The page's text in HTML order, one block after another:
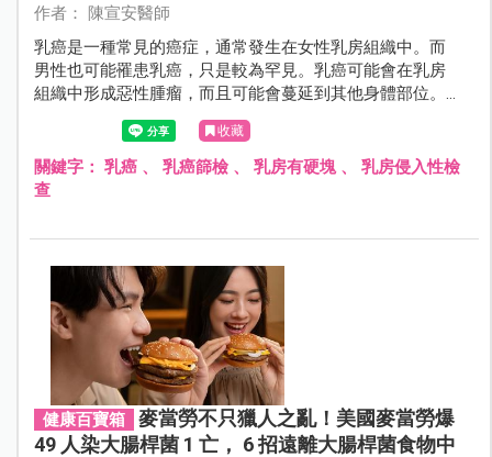
作者： 陳宣安醫師
乳癌是一種常見的癌症，通常發生在女性乳房組織中。而
男性也可能罹患乳癌，只是較為罕見。乳癌可能會在乳房
組織中形成惡性腫瘤，而且可能會蔓延到其他身體部位。
早期發現乳癌的關鍵是定期進行篩檢。
收藏
關鍵字： 乳癌、 乳癌篩檢、 乳房有硬塊、 乳房侵入性檢
查
健康百寶箱
麥當勞不只獵人之亂！美國麥當勞爆
49 人染大腸桿菌 1 亡， 6 招遠離大腸桿菌食物中